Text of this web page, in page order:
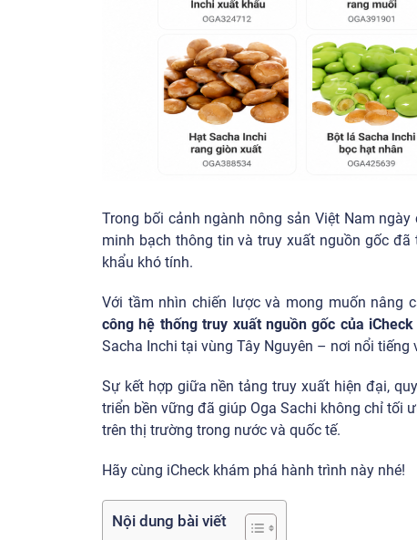
Trong bối cảnh ngành nông sản Việt Nam
minh bạch thông tin và truy xuất nguồn gốc
khẩu khó tính.
Với tầm nhìn chiến lược và mong muốn nâng
công hệ thống truy xuất nguồn gốc của iCheck
Sacha Inchi tại vùng Tây Nguyên – nơi nổi
Sự kết hợp giữa nền tảng truy xuất hiện đại,
triển bền vững đã giúp Oga Sachi không chỉ tối
trên thị trường trong nước và quốc tế.
Hãy cùng iCheck khám phá hành trình này nhé!
Nội dung bài viết